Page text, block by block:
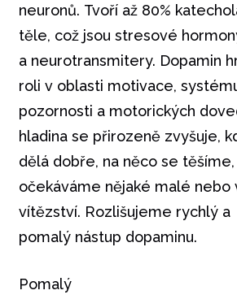
neuronů. Tvoří až 80%
těle, což jsou stresové
a neurotransmitery. Dopamin
roli v oblasti motivace,
pozornosti a motorických
hladina se přirozeně zvyšuje,
dělá dobře, na něco se
očekáváme nějaké malé nebo
vítězství. Rozlišujeme rychlý a
pomalý nástup dopaminu.
Pomalý